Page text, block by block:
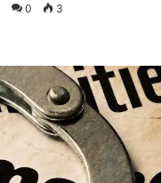
0 3